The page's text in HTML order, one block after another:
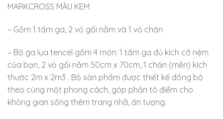
MARKCROSS MÀU KEM
– Gồm 1 tấm ga, 2 vỏ gối nằm và 1 vỏ chăn
– Bộ ga lụa tencel gồm 4 món: 1 tấm ga đủ kích cỡ nệm
của bạn, 2 vỏ gối nằm 50cm x 70cm, 1 chăn (mền) kích
thước 2m x 2m3 . Bộ sản phẩm được thiết kế đồng bộ
theo cùng một phong cách, góp phần tô điểm cho
không gian sống thêm trang nhã, ấn tượng.